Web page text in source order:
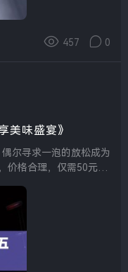
457 0
美味盛宴》
价格合理，仅需50元即
地...